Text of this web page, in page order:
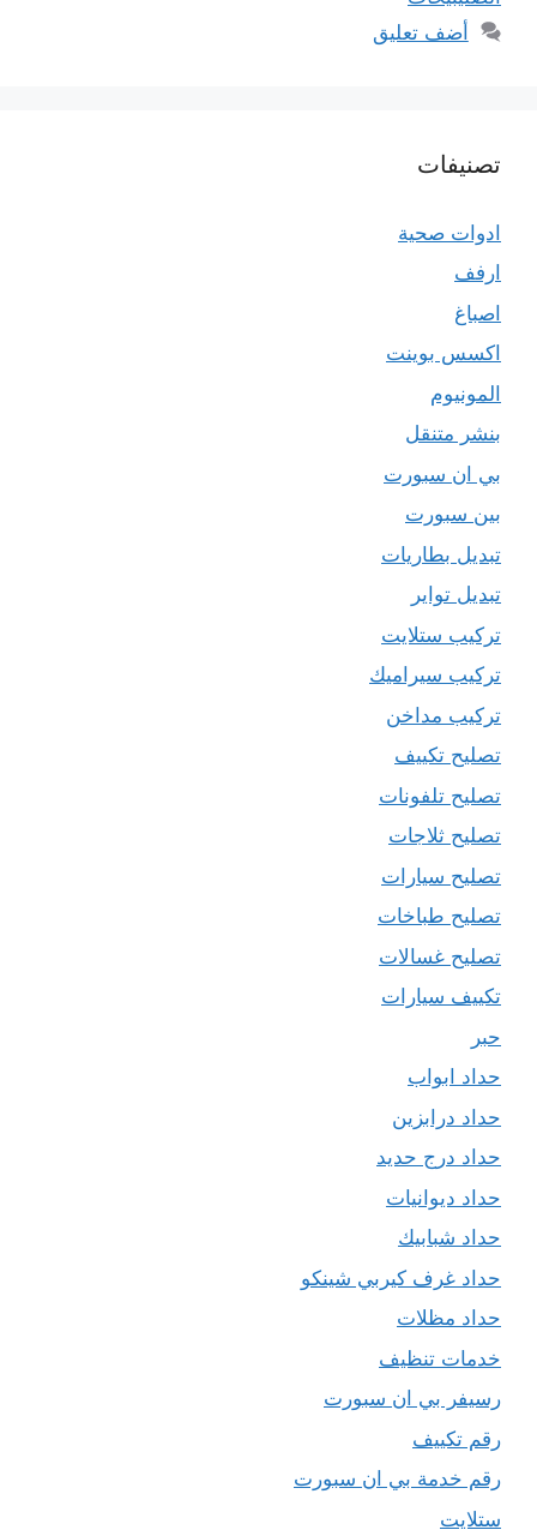
أضف تعليق
تصنيفات
ادوات صحية
ارفف
اصباغ
اكسس بوينت
المونيوم
بنشر متنقل
بي ان سبورت
بين سبورت
تبديل بطاريات
تبديل تواير
تركيب ستلايت
تركيب سيراميك
تركيب مداخن
تصليح تكييف
تصليح تلفونات
تصليح ثلاجات
تصليح سيارات
تصليح طباخات
تصليح غسالات
تكييف سيارات
حبر
حداد ابواب
حداد درابزين
حداد درج حديد
حداد ديوانيات
حداد شبابيك
حداد غرف كيربي شينكو
حداد مظلات
خدمات تنظيف
رسيفر بي ان سبورت
رقم تكييف
رقم خدمة بي ان سبورت
ستلايت